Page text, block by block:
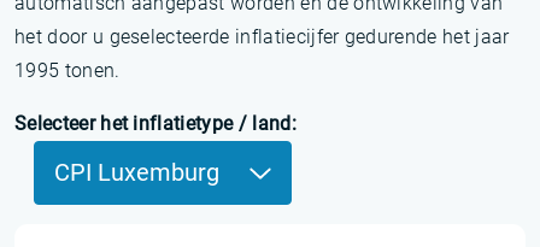
het door u geselecteerde inflatiecijfer gedurende het jaar
1995 tonen.
Selecteer het inflatietype / land:
CPI Luxemburg